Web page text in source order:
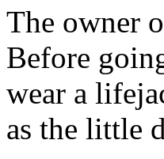
The owner
Before
wear a
as the little